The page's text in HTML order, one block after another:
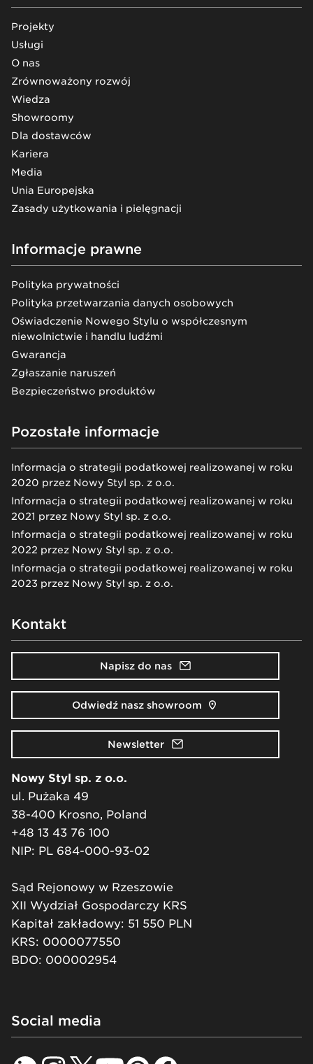
Projekty
Usługi
O nas
Zrównoważony rozwój
Wiedza
Showroomy
Dla dostawców
Kariera
Media
Unia Europejska
Zasady użytkowania i pielęgnacji
Informacje prawne
Polityka prywatności
Polityka przetwarzania danych osobowych
Oświadczenie Nowego Stylu o współczesnym
niewolnictwie i handlu ludźmi
Gwarancja
Zgłaszanie naruszeń
Bezpieczeństwo produktów
Pozostałe informacje
Informacja o strategii podatkowej realizowanej w roku
2020 przez Nowy Styl sp. z o.o.
Informacja o strategii podatkowej realizowanej w roku
2021 przez Nowy Styl sp. z o.o.
Informacja o strategii podatkowej realizowanej w roku
2022 przez Nowy Styl sp. z o.o.
Informacja o strategii podatkowej realizowanej w roku
2023 przez Nowy Styl sp. z o.o.
Kontakt
Napisz do nas
Odwiedź nasz showroom
Newsletter
Nowy Styl sp. z o.o.
ul. Pużaka 49
38-400 Krosno, Poland
+48 13 43 76 100
NIP: PL 684-000-93-02
Sąd Rejonowy w Rzeszowie
XII Wydział Gospodarczy KRS
Kapitał zakładowy: 51 550 PLN
KRS: 0000077550
BDO: 000002954
Social media